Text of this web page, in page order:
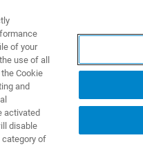
アプリケーション
of your
use of all
Cookie
and
activated
disable
category of